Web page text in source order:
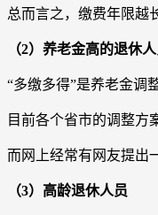
总而言之，缴费年限越
（2）养老金高的退休
“多缴多得”是养老金调
目前各个省市的调整方
而网上经常有网友提出
（3）高龄退休人员